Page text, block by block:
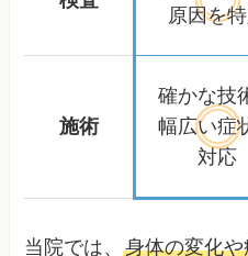
原因を
施術
確かな技
幅広い症
対応
当院では、身体の変化